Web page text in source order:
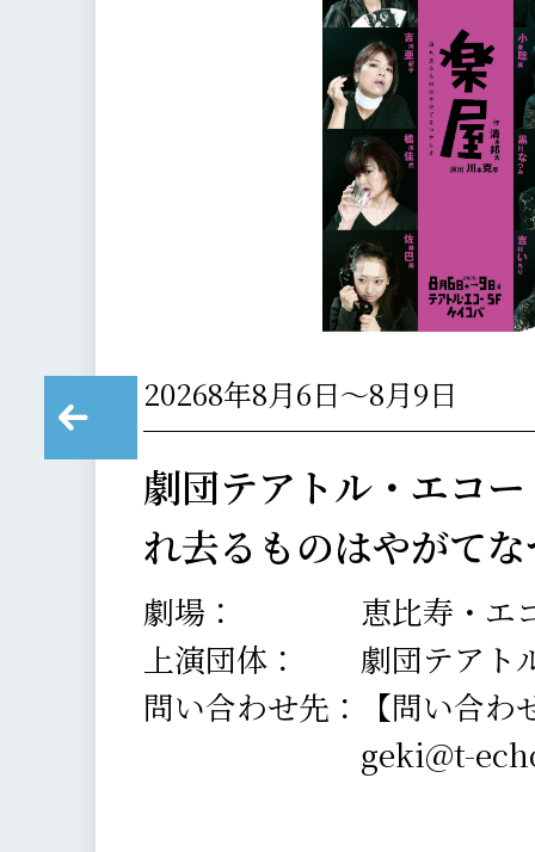
20268年8月6日～8月9日
劇団テアトル・エコ
れ去るものはやがて
劇場：
恵比寿・エ
上演団体：
劇団テアト
問い合わせ先：
【問い合
geki@t-